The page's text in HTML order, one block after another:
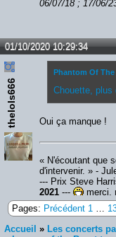
06/07/18 ; 17/06/
01/10/2020 10:29:34
thelols666
Phantom Of
Chouette, plus
Oui ça manque !
« N'écoutant que
d'intervenir. » -
--- Prix Steve
2021 ---
merci,
Pages: Précédent 1
Accueil » Les concerts